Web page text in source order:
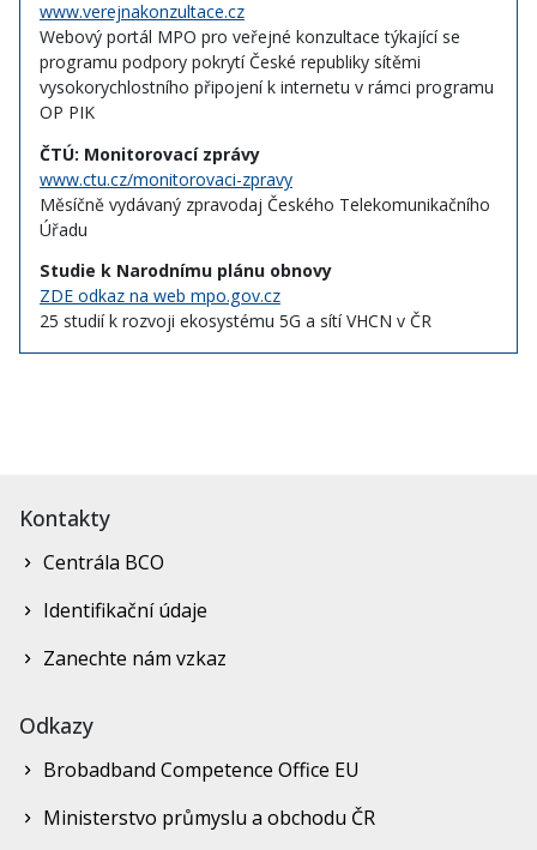
www.verejnakonzultace.cz
Webový portál MPO pro veřejné konzultace týkající se
programu podpory pokrytí České republiky sítěmi
vysokorychlostního připojení k internetu v rámci programu
OP PIK
ČTÚ: Monitorovací zprávy
www.ctu.cz/monitorovaci-zpravy
Měsíčně vydávaný zpravodaj Českého Telekomunikačního
Úřadu
Studie k Narodnímu plánu obnovy
ZDE odkaz na web mpo.gov.cz
25 studií k rozvoji ekosystému 5G a sítí VHCN v ČR
Kontakty
Centrála BCO
Identifikační údaje
Zanechte nám vzkaz
Odkazy
Brobadband Competence Office EU
Ministerstvo průmyslu a obchodu ČR